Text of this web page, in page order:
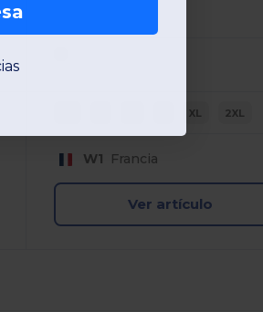
XL 2XL
W1 Francia
Ver artículo